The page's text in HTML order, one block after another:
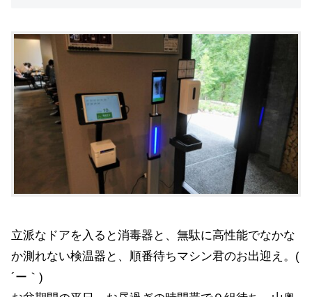
立派なドアを入ると消毒器と、無駄に高性能でなかな
か測れない検温器と、順番待ちマシン君のお出迎え。(
´ー｀)